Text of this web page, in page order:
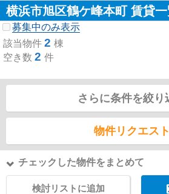
横浜市旭区鶴ケ峰本町 賃貸
募集中のみ表示
該当物件 2 棟
空き数 2 件
さらに条件を絞り
物件リクエスト
チェックした物件をまとめて
検討リストに追加